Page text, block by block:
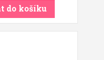
do košíku